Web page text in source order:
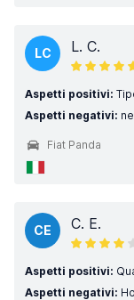
LC L. C.
Aspetti positivi:
Aspetti negativi:
Fiat Panda
CE C. E.
Aspetti positivi:
Aspetti negativi: